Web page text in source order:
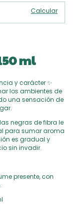
Calcular
ml
y carácter ✨
los ambientes de
una sensación de
negras de fibra le
para sumar aroma
es gradual y
sin invadir.
presente, con